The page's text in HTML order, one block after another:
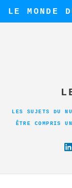
LE MONDE
LES SUJETS DU
ÊTRE COMPRIS